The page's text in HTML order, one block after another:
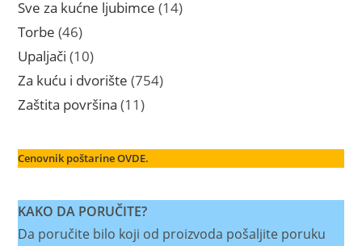
Sve za kućne ljubimce 1414
Torbe 4646
proizvoda
Upaljači 1010
proizvoda
Za kuću i dvorište 754754
Zaštita površina 1111
Cenovnik poštarine OVDE.
KAKO DA PORUČITE?
Da poručite bilo koji od proizvoda pošaljite poruku